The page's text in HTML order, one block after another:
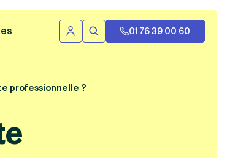
Se connecter
Rechercher01 76 39 00 60
professionnelle ?